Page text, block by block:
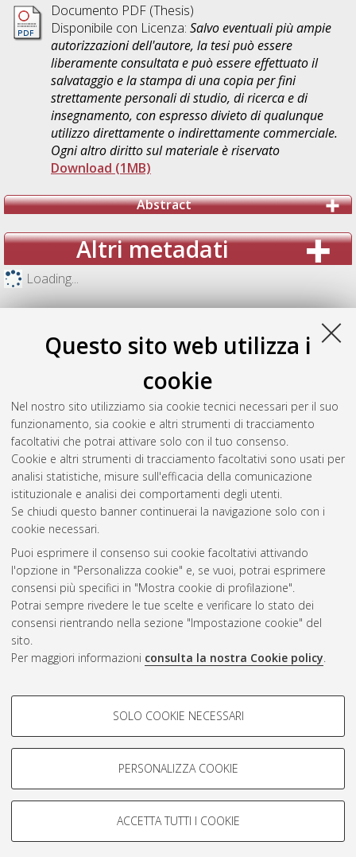
Questo sito web utilizza i
cookie
Nel nostro sito utilizziamo sia cookie tecnici necessari per il suo
funzionamento, sia cookie e altri strumenti di tracciamento
facoltativi che potrai attivare solo con il tuo consenso.
Cookie e altri strumenti di tracciamento facoltativi sono usati per
analisi statistiche, misure sull'efficacia della comunicazione
istituzionale e analisi dei comportamenti degli utenti.
Se chiudi questo banner continuerai la navigazione solo con i
cookie necessari.
Puoi esprimere il consenso sui cookie facoltativi attivando
l'opzione in "Personalizza cookie" e, se vuoi, potrai esprimere
consensi più specifici in "Mostra cookie di profilazione".
Potrai sempre rivedere le tue scelte e verificare lo stato dei
consensi rientrando nella sezione "Impostazione cookie" del
sito.
Per maggiori informazioni consulta la nostra Cookie policy.
COOKIE DI PROFILAZIONE -
Si tratta di cookie utilizzati per analizzare le caratteristiche della
navigazione degli utenti, creare profili in base al loro comportamento
Mostra cookie di profilazione
COOKIE TECNICI - NECESSARI
SOLO COOKIE NECESSARI
PERSONALIZZA COOKIE
ACCETTA TUTTI I COOKIE
Documento PDF (Thesis)
Disponibile con Licenza: Salvo eventuali più ampie
autorizzazioni dell'autore, la tesi può essere
liberamente consultata e può essere effettuato il
salvataggio e la stampa di una copia per fini
strettamente personali di studio, di ricerca e di
insegnamento, con espresso divieto di qualunque
utilizzo direttamente o indirettamente commerciale.
Ogni altro diritto sul materiale è riservato
Download (1MB)
Abstract
Altri metadati
Loading...
Gestione del documento:
Atom
Rss 1.0
Rss 2.0
AMS Laurea
Impostazioni Cookie
Informativa sulla privacy
Condizioni d’uso del sito